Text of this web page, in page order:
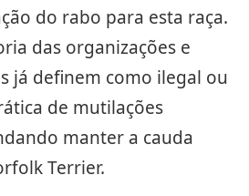
do rabo para esta raça.
das organizações e
já definem como ilegal ou
de mutilações
manter a cauda
Terrier.